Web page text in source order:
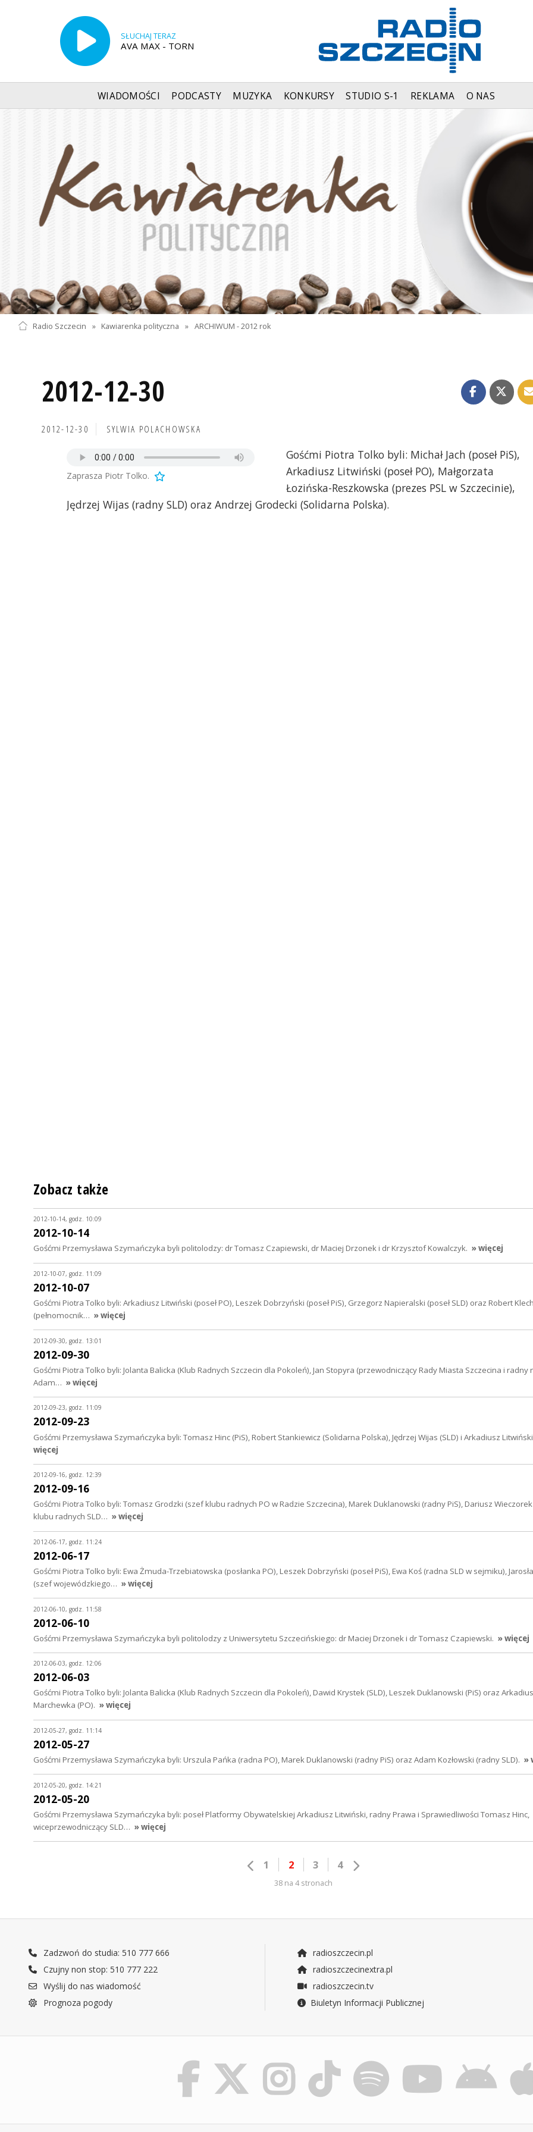
SŁUCHAJ TERAZ
AVA MAX - TORN
WIADOMOŚCI PODCASTY MUZYKA KONKURSY STUDIO S-1 REKLAMA O NAS
Radio Szczecin » Kawiarenka polityczna » ARCHIWUM - 2012 rok
2012-12-30
2012-12-30 SYLWIA POLACHOWSKA
Zaprasza Piotr Tolko.
Gośćmi Piotra Tolko byli: Michał Jach (poseł PiS),
Arkadiusz Litwiński (poseł PO), Małgorzata
Łozińska-Reszkowska (prezes PSL w Szczecinie),
Jędrzej Wijas (radny SLD) oraz Andrzej Grodecki (Solidarna Polska).
Zobacz także
2012-10-14, godz. 10:09
2012-10-14
Gośćmi Przemysława Szymańczyka byli politolodzy: dr Tomasz Czapiewski, dr Maciej Drzonek i dr Krzysztof Kowalczyk. » więcej
2012-10-07, godz. 11:09
2012-10-07
Gośćmi Piotra Tolko byli: Arkadiusz Litwiński (poseł PO), Leszek Dobrzyński (poseł PiS), Grzegorz Napieralski (poseł SLD) oraz Robert
(pełnomocnik… » więcej
2012-09-30, godz. 13:01
2012-09-30
Gośćmi Piotra Tolko byli: Jolanta Balicka (Klub Radnych Szczecin dla Pokoleń), Jan Stopyra (przewodniczący Rady Miasta Szczecina i radny
Adam… » więcej
2012-09-23, godz. 11:09
2012-09-23
Gośćmi Przemysława Szymańczyka byli: Tomasz Hinc (PiS), Robert Stankiewicz (Solidarna Polska), Jędrzej Wijas (SLD) i Arkadiusz
więcej
2012-09-16, godz. 12:39
2012-09-16
Gośćmi Piotra Tolko byli: Tomasz Grodzki (szef klubu radnych PO w Radzie Szczecina), Marek Duklanowski (radny PiS), Dariusz
klubu radnych SLD… » więcej
2012-06-17, godz. 11:24
2012-06-17
Gośćmi Piotra Tolko byli: Ewa Żmuda-Trzebiatowska (posłanka PO), Leszek Dobrzyński (poseł PiS), Ewa Koś (radna SLD w sejmiku),
(szef wojewódzkiego… » więcej
2012-06-10, godz. 11:58
2012-06-10
Gośćmi Przemysława Szymańczyka byli politolodzy z Uniwersytetu Szczecińskiego: dr Maciej Drzonek i dr Tomasz Czapiewski. » więcej
2012-06-03, godz. 12:06
2012-06-03
Gośćmi Piotra Tolko byli: Jolanta Balicka (Klub Radnych Szczecin dla Pokoleń), Dawid Krystek (SLD), Leszek Duklanowski (PiS) oraz
Marchewka (PO). » więcej
2012-05-27, godz. 11:14
2012-05-27
Gośćmi Przemysława Szymańczyka byli: Urszula Pańka (radna PO), Marek Duklanowski (radny PiS) oraz Adam Kozłowski (radny SLD). »
2012-05-20, godz. 14:21
2012-05-20
Gośćmi Przemysława Szymańczyka byli: poseł Platformy Obywatelskiej Arkadiusz Litwiński, radny Prawa i Sprawiedliwości Tomasz Hinc,
wiceprzewodniczący SLD… » więcej
1 2 3 4
38 na 4 stronach
Zadzwoń do studia: 510 777 666
Czujny non stop: 510 777 222
Wyślij do nas wiadomość
Prognoza pogody
radioszczecin.pl
radioszczecinextra.pl
radioszczecin.tv
Biuletyn Informacji Publicznej